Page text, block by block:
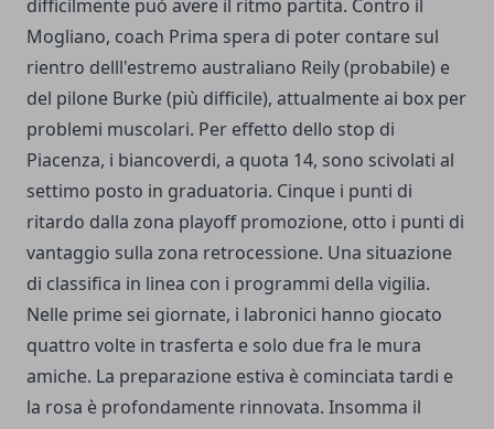
difficilmente può avere il ritmo partita. Contro il
Mogliano, coach Prima spera di poter contare sul
rientro delll'estremo australiano Reily (probabile) e
del pilone Burke (più difficile), attualmente ai box per
problemi muscolari. Per effetto dello stop di
Piacenza, i biancoverdi, a quota 14, sono scivolati al
settimo posto in graduatoria. Cinque i punti di
ritardo dalla zona playoff promozione, otto i punti di
vantaggio sulla zona retrocessione. Una situazione
di classifica in linea con i programmi della vigilia.
Nelle prime sei giornate, i labronici hanno giocato
quattro volte in trasferta e solo due fra le mura
amiche. La preparazione estiva è cominciata tardi e
la rosa è profondamente rinnovata. Insomma il